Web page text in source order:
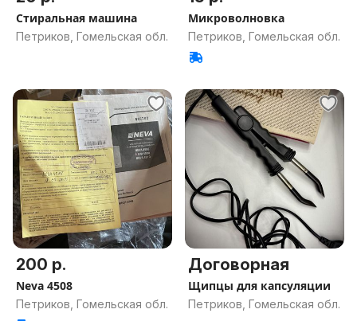
Стиральная машина
Петриков, Гомельская обл.
Микроволновка
Петриков, Гомельская обл.
200 р.
Neva 4508
Петриков, Гомельская обл.
Договорная
Щипцы для капсуляции
Петриков, Гомельская обл.